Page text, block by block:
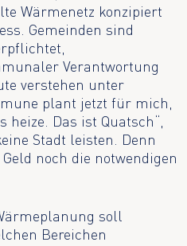
Wärmenetz konzipiert
Gemeinden sind
Verantwortung
verstehen unter
plant jetzt für mich,
Das ist Quatsch“,
Stadt leisten. Denn
noch die notwendigen
soll
Bereichen